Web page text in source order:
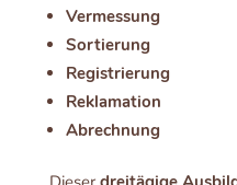
Vermessung
Sortierung
Registrierung
Reklamation
Abrechnung